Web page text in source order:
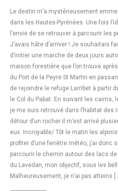
Le destin m’a mystérieusement
dans les Hautes-Pyrénées. Une fois
l’envie de se retrouver à parcourir les
J’avais hâte d’arriver ! Je souhaitais
d’initier une marche de deux jours
maison forestière que l’on trouve
du Port de la Peyre St Martin en
de rejoindre le refuge Larribet à partir
le Col du Pabat. En suivant les cairns,
je me suis retrouvé dans l’habitat des
détour d’un rocher il m’est arrivé
eux. Incroyable/ Tôt le matin les
profiter d’une fenêtre météo, j’ai donc
parcourir le chemin autour des lacs
du Lavedan, mon objectif, sous les
Malheureusement, je n’ai pas atteins […]